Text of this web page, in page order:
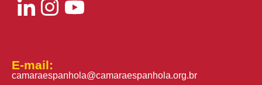
E-mail:
camaraespanhola@camaraespanhola.org.br